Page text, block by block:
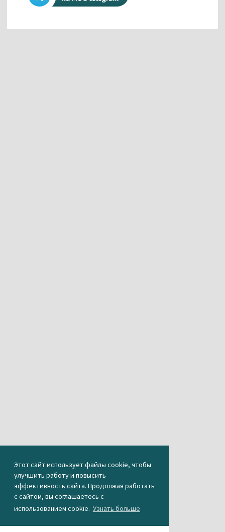
Этот сайт использует файлы cookie, чтобы
улучшить работу и повысить
эффективность сайта. Продолжая работать
с сайтом, вы соглашаетесь с
использованием cookie. Узнать больше